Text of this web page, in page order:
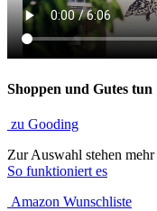
Shoppen und Gutes tun
zu Gooding
Zur Auswahl stehen
So funktioniert es
Amazon Wunschliste